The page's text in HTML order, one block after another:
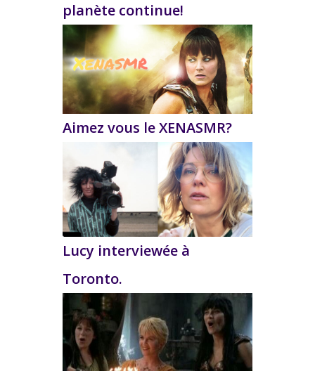
planète continue!
Aimez vous le XENASMR?
Lucy interviewée à
Toronto.